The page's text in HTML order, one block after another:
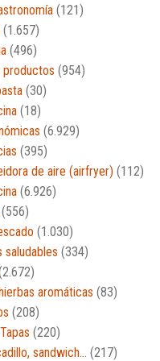
(121)
(1.657)
(496)
productos (954)
(30)
(18)
(6.929)
(395)
de aire (airfryer) (112)
(6.926)
(556)
(1.030)
saludables (334)
aromáticas (83)
(208)
(220)
sandwich… (217)